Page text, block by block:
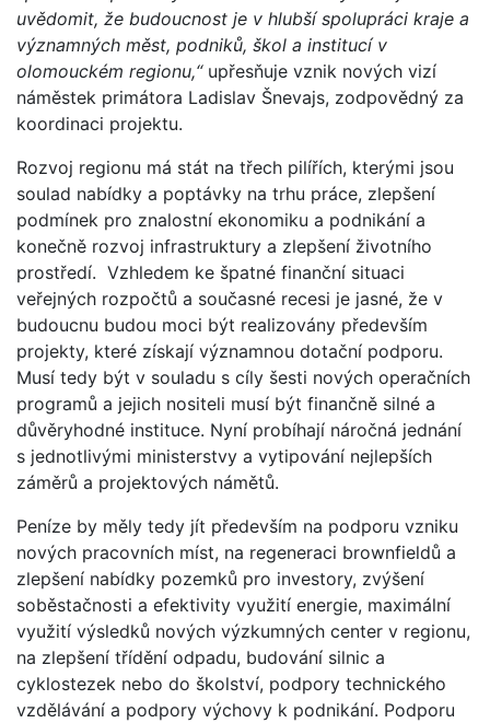
uvědomit, že budoucnost je v hlubší spolupráci kraje a
významných měst, podniků, škol a institucí v
olomouckém regionu,“ upřesňuje vznik nových vizí
náměstek primátora Ladislav Šnevajs, zodpovědný za
koordinaci projektu.
Rozvoj regionu má stát na třech pilířích, kterými jsou
soulad nabídky a poptávky na trhu práce, zlepšení
podmínek pro znalostní ekonomiku a podnikání a
konečně rozvoj infrastruktury a zlepšení životního
prostředí. Vzhledem ke špatné finanční situaci
veřejných rozpočtů a současné recesi je jasné, že v
budoucnu budou moci být realizovány především
projekty, které získají významnou dotační podporu.
Musí tedy být v souladu s cíly šesti nových operačních
programů a jejich nositeli musí být finančně silné a
důvěryhodné instituce. Nyní probíhají náročná jednání
s jednotlivými ministerstvy a vytipování nejlepších
záměrů a projektových námětů.
Peníze by měly tedy jít především na podporu vzniku
nových pracovních míst, na regeneraci brownfieldů a
zlepšení nabídky pozemků pro investory, zvýšení
soběstačnosti a efektivity využití energie, maximální
využití výsledků nových výzkumných center v regionu,
na zlepšení třídění odpadu, budování silnic a
cyklostezek nebo do školství, podpory technického
vzdělávání a podpory výchovy k podnikání. Podporu